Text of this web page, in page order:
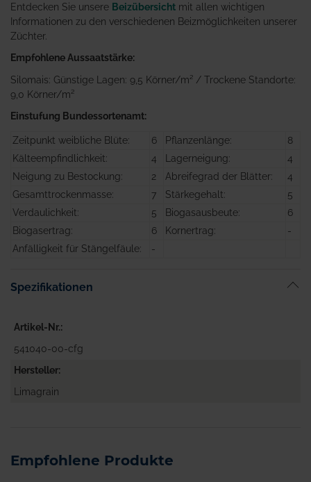
Entdecken Sie unsere Beizübersicht mit allen wichtigen
Informationen zu den verschiedenen Beizmöglichkeiten unserer
Züchter.
Empfohlene Aussaatstärke:
Silomais: Günstige Lagen: 9,5 Körner/m² / Trockene Standorte:
9,0 Körner/m²
Einstufung Bundessortenamt:
Zeitpunkt weibliche Blüte: 6 Pflanzenlänge:
8
Kälteempfindlichkeit:
4 Lagerneigung:
4
Neigung zu Bestockung:
2 Abreifegrad der Blätter:
4
Gesamttrockenmasse:
7 Stärkegehalt:
5
Verdaulichkeit:
5 Biogasausbeute:
6
Biogasertrag:
6 Kornertrag:
-
Anfälligkeit für Stängelfäule:
-
Spezifikationen
Artikel-Nr.
541040-00-cfg
Hersteller
Limagrain
Empfohlene Produkte